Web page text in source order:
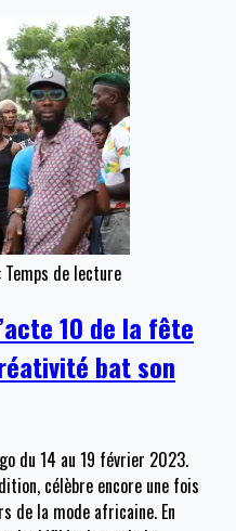
Temps de lecture
10 de la fête
bat son
du 14 au 19 février 2023.
célèbre encore une fois
de la mode africaine. En